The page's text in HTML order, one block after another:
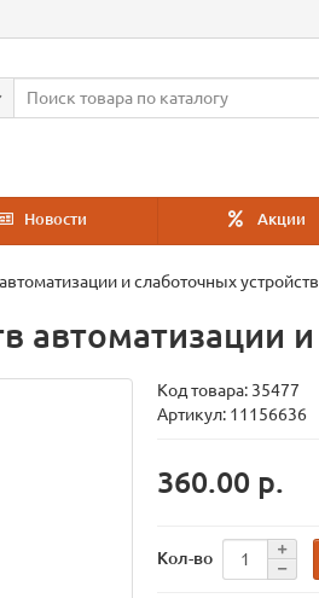
Новости Акции
и слаботочных устройств
автоматизации
Код товара: 35477
Артикул: 11156636
360.00 р.
Кол-во